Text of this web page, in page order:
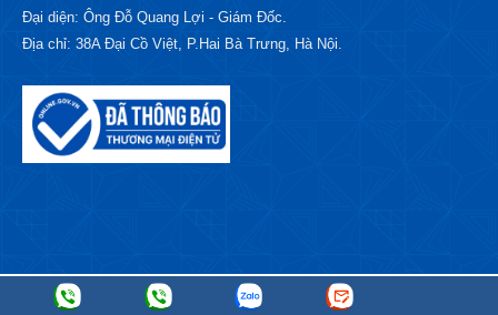
Đại diện: Ông Đỗ Quang Lợi - Giám Đốc.
Địa chỉ: 38A Đại Cồ Việt, P.Hai Bà Trưng, Hà Nội.